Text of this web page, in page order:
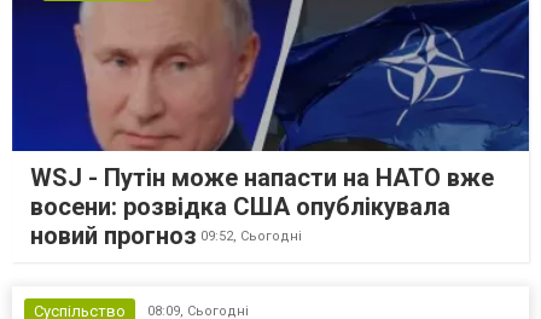
WSJ - Путін може напасти на НАТО вже
восени: розвідка США опублікувала
новий прогноз 09:52, Сьогодні
Суспільство 08:09, Сьогодні